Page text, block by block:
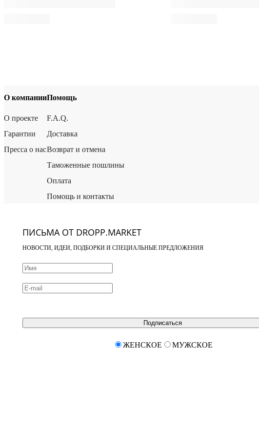
О компании
О проекте
Гарантии
Пресса о нас
Помощь
F.A.Q.
Доставка
Возврат и отмена
Таможенные пошлины
Оплата
Помощь и контакты
ПИСЬМА ОТ DROPP.MARKET
НОВОСТИ, ИДЕИ, ПОДБОРКИ И СПЕЦИАЛЬНЫЕ ПРЕДЛОЖЕНИЯ
Подписаться
ЖЕНСКОЕ МУЖСКОЕ